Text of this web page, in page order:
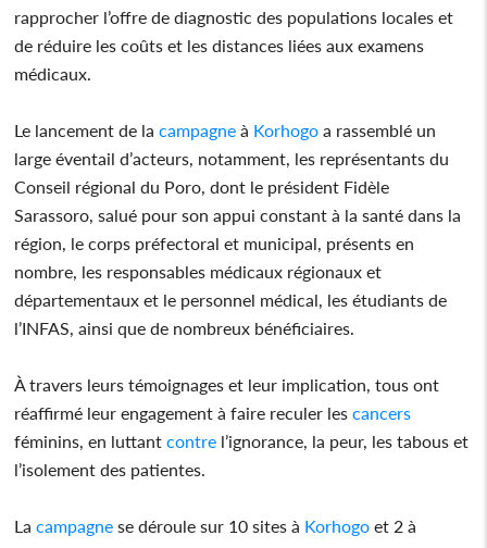
rapprocher l’offre de diagnostic des populations locales et
de réduire les coûts et les distances liées aux examens
médicaux.
Le lancement de la campagne à Korhogo a rassemblé un
large éventail d’acteurs, notamment, les représentants du
Conseil régional du Poro, dont le président Fidèle
Sarassoro, salué pour son appui constant à la santé dans la
région, le corps préfectoral et municipal, présents en
nombre, les responsables médicaux régionaux et
départementaux et le personnel médical, les étudiants de
l’INFAS, ainsi que de nombreux bénéficiaires.
À travers leurs témoignages et leur implication, tous ont
réaffirmé leur engagement à faire reculer les cancers
féminins, en luttant contre l’ignorance, la peur, les tabous et
l’isolement des patientes.
La campagne se déroule sur 10 sites à Korhogo et 2 à